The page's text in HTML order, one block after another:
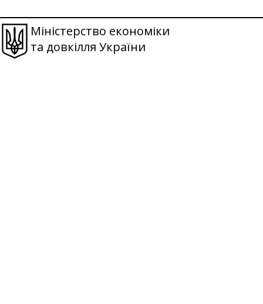
Міністерство економіки
та довкілля України